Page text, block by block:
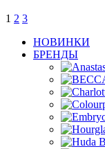
1 2 3
НОВИНКИ
БРЕНДЫ